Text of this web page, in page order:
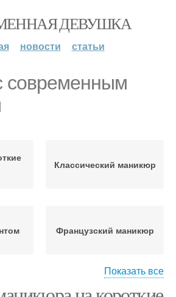
ДЕВУШКА
новости статьи
современным
Классический маникюр
Французский маникюр
Показать все